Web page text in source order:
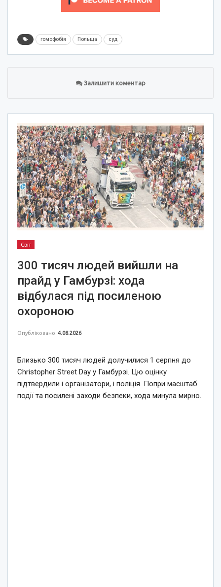
гомофобія Польща суд
Залишити коментар
Світ
300 тисяч людей вийшли на
прайд у Гамбурзі: хода
відбулася під посиленою
охороною
Опубліковано 4.08.2026
Близько 300 тисяч людей долучилися 1 серпня до
Christopher Street Day у Гамбурзі. Цю оцінку
підтвердили і організатори, і поліція. Попри масштаб
події та посилені заходи безпеки, хода минула мирно.